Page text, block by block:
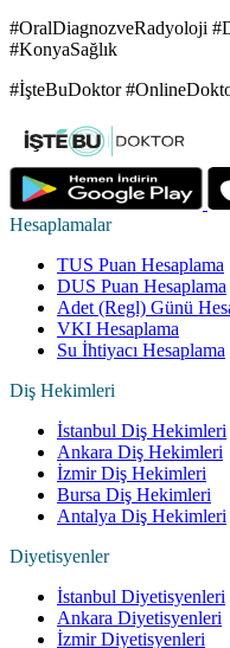
#OralDiagnozveRadyoloji
#KonyaSağlık
#İşteBuDoktor
Hesaplamalar
TUS Puan Hesaplama
DUS Puan Hesaplama
Adet (Regl) Günü
VKI Hesaplama
Su İhtiyacı Hesaplama
Diş Hekimleri
İstanbul Diş Hekimleri
Ankara Diş Hekimleri
İzmir Diş Hekimleri
Bursa Diş Hekimleri
Antalya Diş Hekimleri
Diyetisyenler
İstanbul Diyetisyenleri
Ankara Diyetisyenleri
İzmir Diyetisyenleri